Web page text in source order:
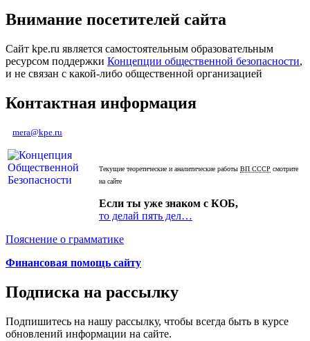
Внимание посетителей сайта
Сайт kpe.ru является самостоятельным образовательным
ресурсом поддержки Концепции общественной безопасности,
и не связан с какой-либо общественной организацией
Контактная информация
mera@kpe.ru
Текущие теоретические и аналитические работы ВП СССР смотрите
на сайте
Если ты уже знаком с КОБ,
то делай пять дел…
Пояснение о грамматике
Финансовая помощь сайту
Подписка на рассылку
Подпишитесь на нашу рассылку, чтобы всегда быть в курсе
обновлений информации на сайте.